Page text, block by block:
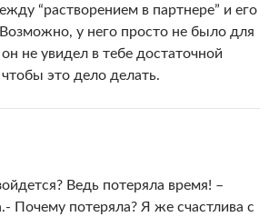
“растворением в партнере” и его
Возможно, у него просто не было для
не увидел в тебе достаточной
это дело делать.
Ведь потеряла время! –
Почему потеряла? Я же счастлива с